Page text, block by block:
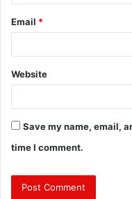
Email *
Website
Save my name, email,
time I comment.